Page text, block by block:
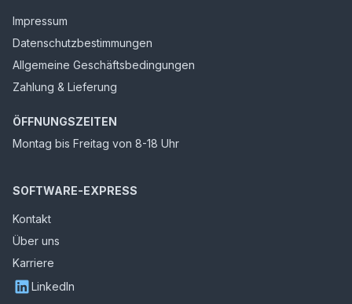
Impressum
Datenschutzbestimmungen
Allgemeine Geschäftsbedingungen
Zahlung & Lieferung
ÖFFNUNGSZEITEN
Montag bis Freitag von 8-18 Uhr
SOFTWARE-EXPRESS
Kontakt
Über uns
Karriere
LinkedIn